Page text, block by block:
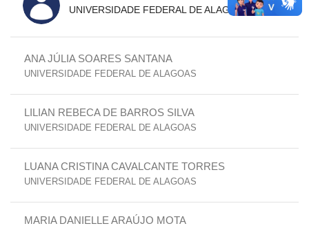
UNIVERSIDADE FEDERAL DE ALAGOAS (UFAL)
ANA JÚLIA SOARES SANTANA
UNIVERSIDADE FEDERAL DE ALAGOAS
LILIAN REBECA DE BARROS SILVA
UNIVERSIDADE FEDERAL DE ALAGOAS
LUANA CRISTINA CAVALCANTE TORRES
UNIVERSIDADE FEDERAL DE ALAGOAS
MARIA DANIELLE ARAÚJO MOTA